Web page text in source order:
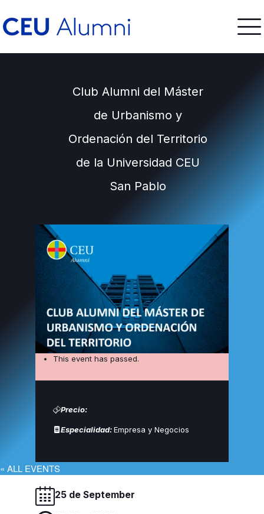
Club Alumni del Máster
de Urbanismo y
Ordenación del Territorio
de la Universidad CEU
San Pablo
This event has passed.
Precio:
Especialidad:Empresa y Negocios
« ALL EVENTS
25 de September